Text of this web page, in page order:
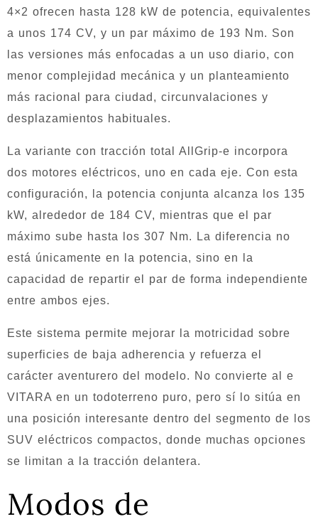
4×2 ofrecen hasta 128 kW de potencia, equivalentes
a unos 174 CV, y un par máximo de 193 Nm. Son
las versiones más enfocadas a un uso diario, con
menor complejidad mecánica y un planteamiento
más racional para ciudad, circunvalaciones y
desplazamientos habituales.
La variante con tracción total AllGrip-e incorpora
dos motores eléctricos, uno en cada eje. Con esta
configuración, la potencia conjunta alcanza los 135
kW, alrededor de 184 CV, mientras que el par
máximo sube hasta los 307 Nm. La diferencia no
está únicamente en la potencia, sino en la
capacidad de repartir el par de forma independiente
entre ambos ejes.
Este sistema permite mejorar la motricidad sobre
superficies de baja adherencia y refuerza el
carácter aventurero del modelo. No convierte al e
VITARA en un todoterreno puro, pero sí lo sitúa en
una posición interesante dentro del segmento de los
SUV eléctricos compactos, donde muchas opciones
se limitan a la tracción delantera.
Modos de